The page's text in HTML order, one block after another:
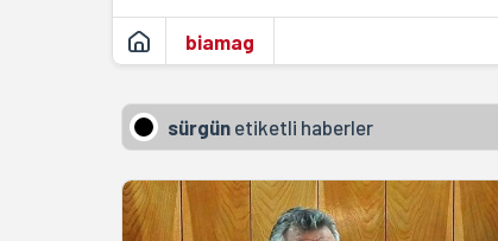
biamag
sürgün etiketli haberler